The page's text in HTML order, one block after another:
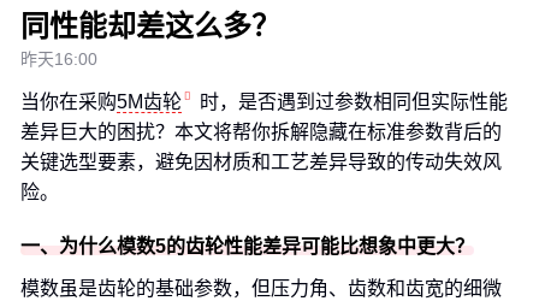
同性能却差这么多？
昨天16:00
当你在采购5M齿轮
时，是否遇到过参数相同但实际性能
差异巨大的困扰？本文将帮你拆解隐藏在标准参数背后的
关键选型要素，避免因材质和工艺差异导致的传动失效风
险。
一、为什么模数5的齿轮性能差异可能比想象中更大？
模数虽是齿轮的基础参数，但压力角、齿数和齿宽的细微